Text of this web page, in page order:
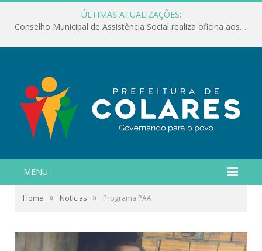
ÚLTIMAS ATUALIZAÇÕES:
Conselho Municipal de Assistência Social realiza oficina aos servidores
MENU
Home » Notícias » Programa PAA